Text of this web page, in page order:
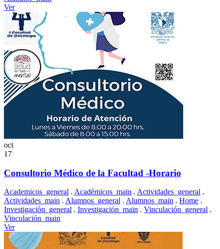
Ver
oct
17
Consultorio Médico de la Facultad -Horario
Academicos_general . Académicos_main . Actividades_general .
Actividades_main . Alumnos_general . Alumnos_main . Home .
Investigación_general . Investigación_main . Vinculación_general .
Vinculación_main
Ver